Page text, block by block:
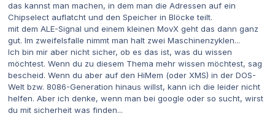
das kannst man machen, in dem man die Adressen auf ein
Chipselect auflatcht und den Speicher in Blöcke teilt.
mit dem ALE-Signal und einem kleinen MovX geht das dann ganz
gut. Im zweifelsfalle nimmt man halt zwei Maschinenzyklen...
Ich bin mir aber nicht sicher, ob es das ist, was du wissen
möchtest. Wenn du zu diesem Thema mehr wissen möchtest, sag
bescheid. Wenn du aber auf den HiMem (oder XMS) in der DOS-
Welt bzw. 8086-Generation hinaus willst, kann ich die leider nicht
helfen. Aber ich denke, wenn man bei google oder so sucht, wirst
du mit sicherheit was finden...